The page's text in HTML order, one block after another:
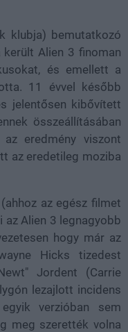
klubja) bemutatkozó
került Alien 3 finoman
és emellett a
11 évvel később
jelentősen kibővített
összeállításában
eredmény viszont
az eredetileg moziba
az egész filmet
Alien 3 legnagyobb
hogy már az
Hicks tizedest
Jordent (Carrie
lezajlott incidens
verzióban sem
meg szerették volna